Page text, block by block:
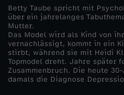
F
a
m
i
Betty Taube spricht mit
über ein jahrelanges
Mutter.
Das Model wird als Kind von
vernachlässigt, kommt in ein
stirbt, während sie mit Heidi
Topmodel dreht. Jahre später
Zusammenbruch. Die heute
damals die Diagnose